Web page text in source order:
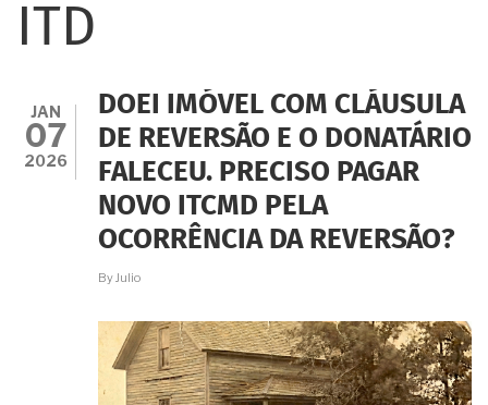
ITD
JAN
07
2026
DOEI IMÓVEL COM CLÁUSULA
DE REVERSÃO E O DONATÁRIO
FALECEU. PRECISO PAGAR
NOVO ITCMD PELA
OCORRÊNCIA DA REVERSÃO?
By Julio